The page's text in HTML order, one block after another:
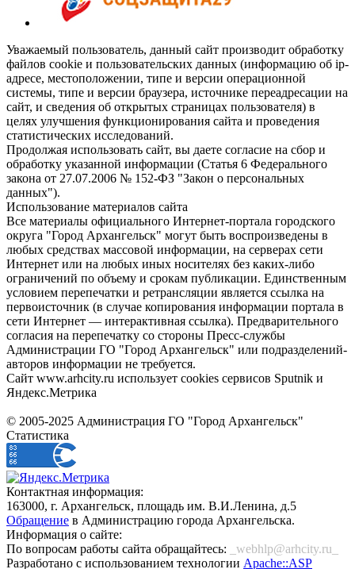
Уважаемый пользователь, данный сайт производит обработку
файлов cookie и пользовательских данных (информацию об ip-
адресе, местоположении, типе и версии операционной
системы, типе и версии браузера, источнике переадресации на
сайт, и сведения об открытых страницах пользователя) в
целях улучшения функционирования сайта и проведения
статистических исследований.
Продолжая использовать сайт, вы даете согласие на сбор и
обработку указанной информации (Статья 6 Федерального
закона от 27.07.2006 № 152-ФЗ "Закон о персональных
данных").
Использование материалов сайта
Все материалы официального Интернет-портала городского
округа "Город Архангельск" могут быть воспроизведены в
любых средствах массовой информации, на серверах сети
Интернет или на любых иных носителях без каких-либо
ограничений по объему и срокам публикации. Единственным
условием перепечатки и ретрансляции является ссылка на
первоисточник (в случае копирования информации портала в
сети Интернет — интерактивная ссылка). Предварительного
согласия на перепечатку со стороны Пресс-службы
Администрации ГО "Город Архангельск" или подразделений-
авторов информации не требуется.
Сайт www.arhcity.ru использует cookies сервисов Sputnik и
Яндекс.Метрика
© 2005-2025 Администрация ГО "Город Архангельск"
Статистика
Контактная информация:
163000, г. Архангельск, площадь им. В.И.Ленина, д.5
Обращение в Администрацию города Архангельска.
Информация о сайте:
По вопросам работы сайта обращайтесь:
_webhlp@arhcity.ru_
Разработано с использованием технологии Apache::ASP